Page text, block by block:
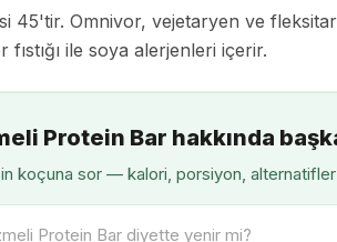
45'tir. Omnivor, vejetaryen ve
ile soya alerjenleri içerir.
Protein Bar hakkında
koçuna sor — kalori, porsiyon,